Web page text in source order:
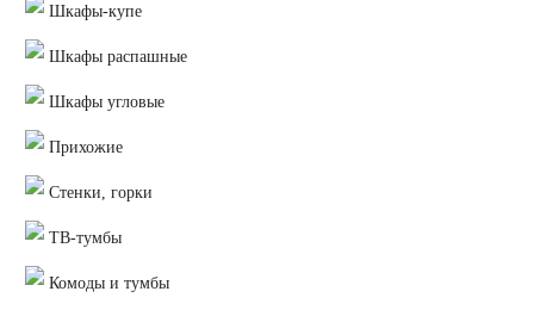
Шкафы-купе
Шкафы распашные
Шкафы угловые
Прихожие
Стенки, горки
ТВ-тумбы
Комоды и тумбы